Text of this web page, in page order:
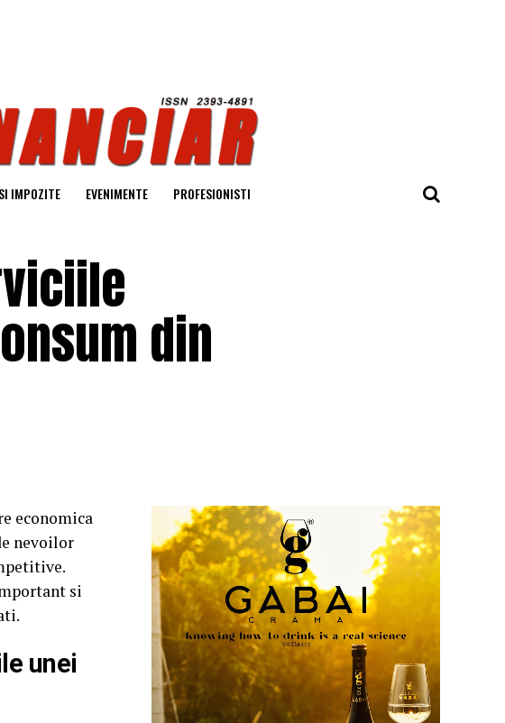
IMPOZITE EVENIMENTE PROFESIONISTI
din
economica
nevoilor
si
unei